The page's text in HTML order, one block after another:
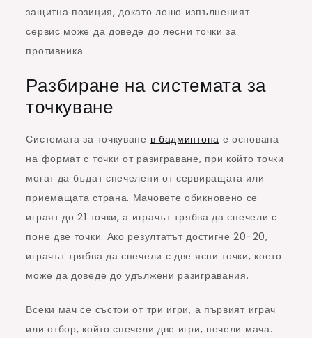
защитна позиция, докато лошо изпълненият
сервис може да доведе до лесни точки за
противника.
Разбиране на системата за
точкуване
Системата за точкуване в бадминтона е основана
на формат с точки от разиграване, при който точки
могат да бъдат спечелени от сервиращата или
приемащата страна. Мачовете обикновено се
играят до 21 точки, а играчът трябва да спечели с
поне две точки. Ако резултатът достигне 20-20,
играчът трябва да спечели с две ясни точки, което
може да доведе до удължени разигравания.
Всеки мач се състои от три игри, а първият играч
или отбор, който спечели две игри, печели мача.